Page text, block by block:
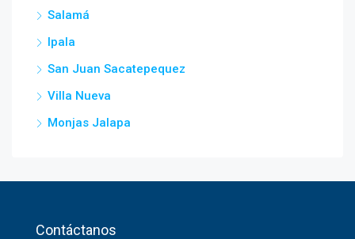
Salamá
Ipala
San Juan Sacatepequez
Villa Nueva
Monjas Jalapa
Contáctanos